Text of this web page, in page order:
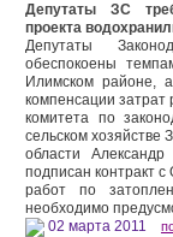
Депутаты ЗС
проекта
Депутаты
обеспокоены
Илимском районе,
компенсации затрат
комитета по
сельском хозяйстве
области
подписан контракт
работ по
необходимо
02 марта 2011